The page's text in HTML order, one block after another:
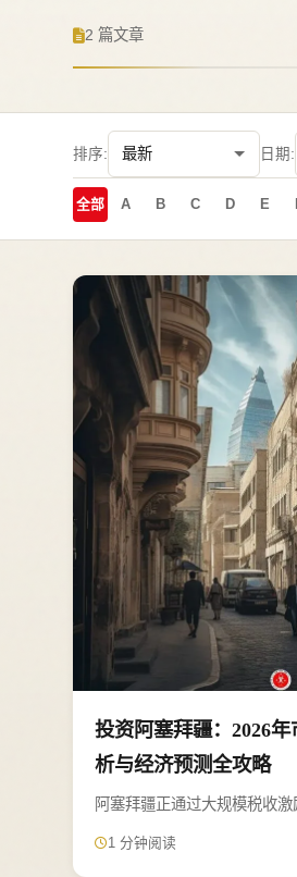
2 篇文章
排序: 日期:
全部 A B C D E
投资阿塞拜疆：2026
析与经济预测全攻略
阿塞拜疆正通过大规模税收激
1 分钟阅读